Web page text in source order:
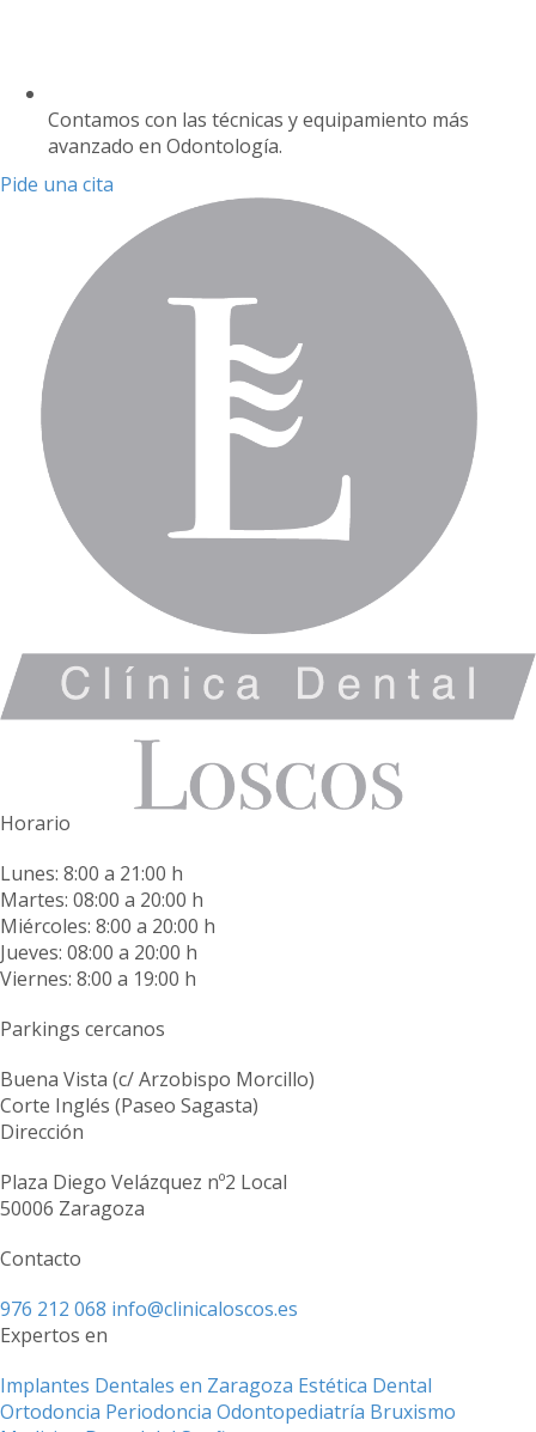
Contamos con las técnicas y equipamiento más
avanzado en Odontología.
Pide una cita
Horario
Lunes: 8:00 a 21:00 h
Martes: 08:00 a 20:00 h
Miércoles: 8:00 a 20:00 h
Jueves: 08:00 a 20:00 h
Viernes: 8:00 a 19:00 h
Parkings cercanos
Buena Vista (c/ Arzobispo Morcillo)
Corte Inglés (Paseo Sagasta)
Dirección
Plaza Diego Velázquez nº2 Local
50006 Zaragoza
Contacto
976 212 068 info@clinicaloscos.es
Expertos en
Implantes Dentales en Zaragoza Estética Dental
Ortodoncia Periodoncia Odontopediatría Bruxismo